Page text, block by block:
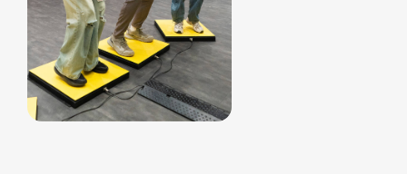
ИП Мамзин Михаил Сергеевич
ИНН: 673109991290
ОГРНИП: 314312302100129
Юр. адрес: 115583, г. Москва, Ореховый
бульвар, д. 24к4.
Тел: +7 964 635-25-15